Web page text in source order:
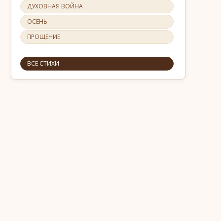
ДУХОВНАЯ ВОЙНА
ОСЕНЬ
ПРОЩЕНИЕ
ВСЕ СТИХИ